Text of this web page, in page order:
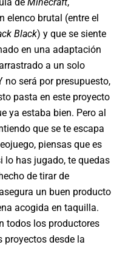
de Minecraft,
elenco brutal (entre el
Black) y que se siente
en una adaptación
a un solo
no será por presupuesto,
pasta en este proyecto
ya estaba bien. Pero al
que se te escapa
piensas que es
lo has jugado, te quedas
de tirar de
un buen producto
acogida en taquilla.
todos los productores
proyectos desde la